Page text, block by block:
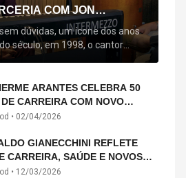
COM JON
DE "BEM QUERER" E
dúvidas, um ícone dos anos
século, em 1998, o cantor
com o seu primeiro disco, "A
quase trinta anos mais tarde:
Menina". Em 2026, o astro
ARANTES CELEBRA 50
CARREIRA COM NOVO
INTERDIMENSIONAL E TURNÊ
• 02/04/2026
GIANECCHINI REFLETE
CARREIRA, SAÚDE E NOVOS
ARTÍSTICOS NO ALPHA
• 12/03/2026